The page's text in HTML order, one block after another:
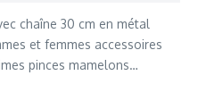
chaîne 30 cm en métal
et femmes accessoires
pinces mamelons